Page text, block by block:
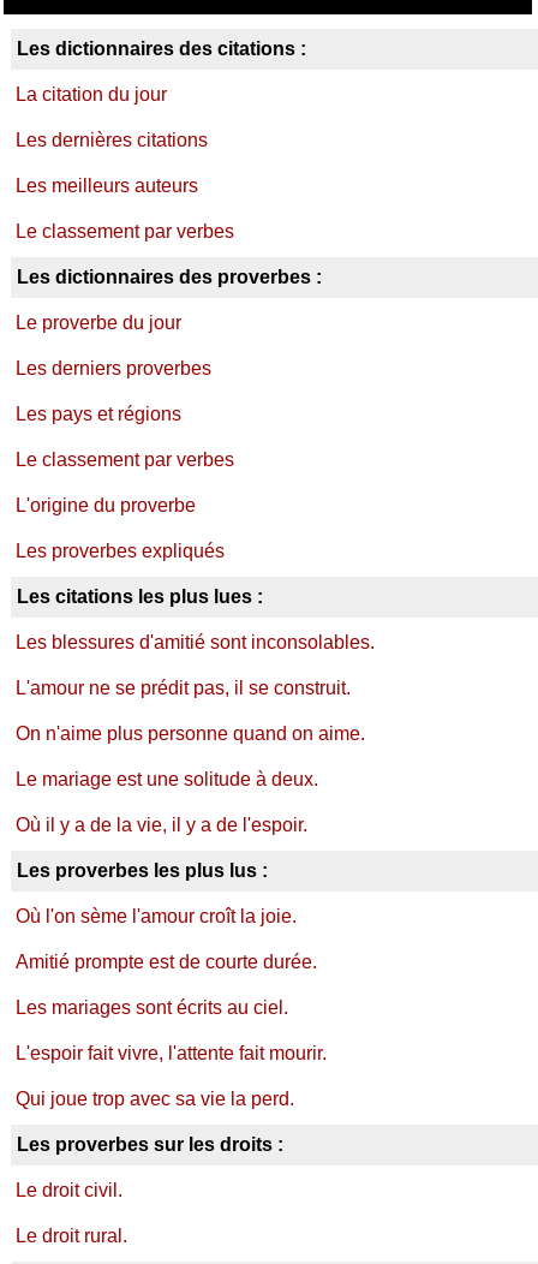
Les dictionnaires des citations :
La citation du jour
Les dernières citations
Les meilleurs auteurs
Le classement par verbes
Les dictionnaires des proverbes :
Le proverbe du jour
Les derniers proverbes
Les pays et régions
Le classement par verbes
L'origine du proverbe
Les proverbes expliqués
Les citations les plus lues :
Les blessures d'amitié sont inconsolables.
L'amour ne se prédit pas, il se construit.
On n'aime plus personne quand on aime.
Le mariage est une solitude à deux.
Où il y a de la vie, il y a de l'espoir.
Les proverbes les plus lus :
Où l'on sème l'amour croît la joie.
Amitié prompte est de courte durée.
Les mariages sont écrits au ciel.
L'espoir fait vivre, l'attente fait mourir.
Qui joue trop avec sa vie la perd.
Les proverbes sur les droits :
Le droit civil.
Le droit rural.